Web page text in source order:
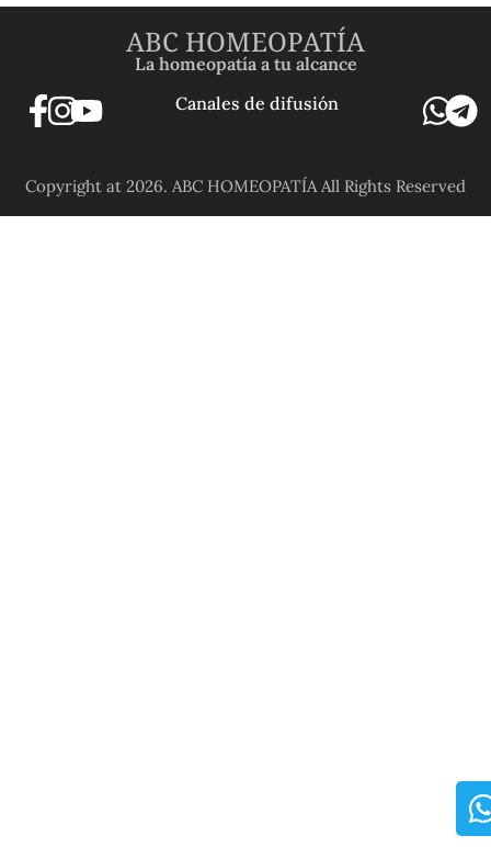
ABC HOMEOPATÍA
La homeopatía a tu alcance
Canales de difusión
Copyright at 2026. ABC HOMEOPATÍA All Rights Reserved